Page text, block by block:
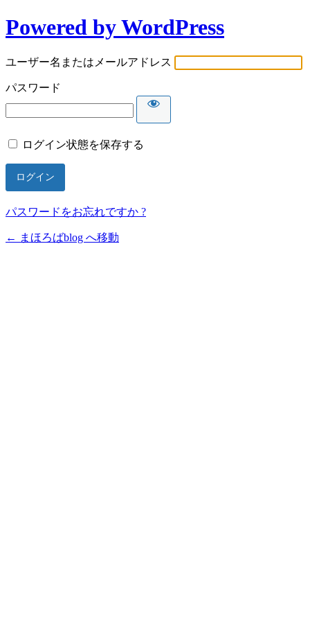
Powered by WordPress
ユーザー名またはメールアドレス
パスワード
ログイン状態を保存する
パスワードをお忘れですか ?
← まほろばblog へ移動